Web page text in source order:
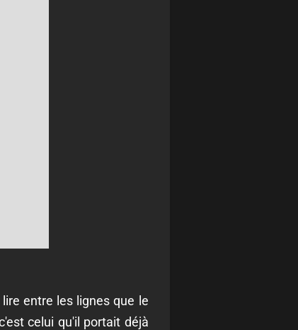
entre les lignes que le
celui qu'il portait déjà